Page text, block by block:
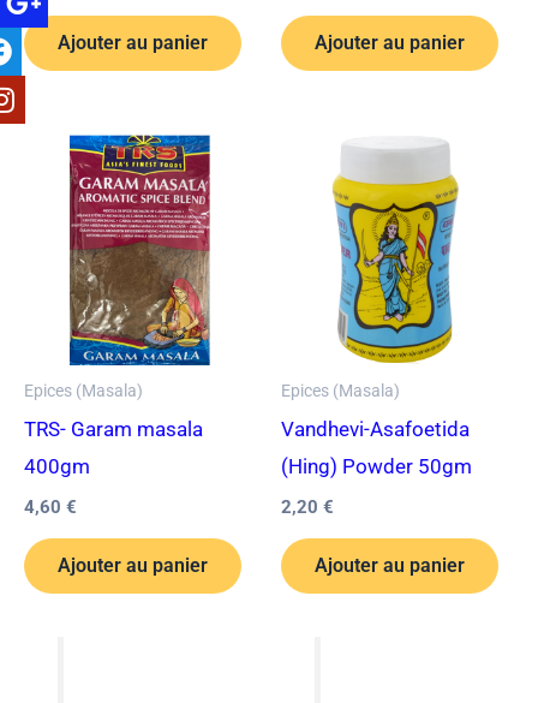
Ajouter au panier Ajouter au panier
Epices (Masala)
TRS- Garam masala
400gm
4,60 €
Ajouter au panier
Epices (Masala)
Vandhevi-Asafoetida
(Hing) Powder 50gm
2,20 €
Ajouter au panier